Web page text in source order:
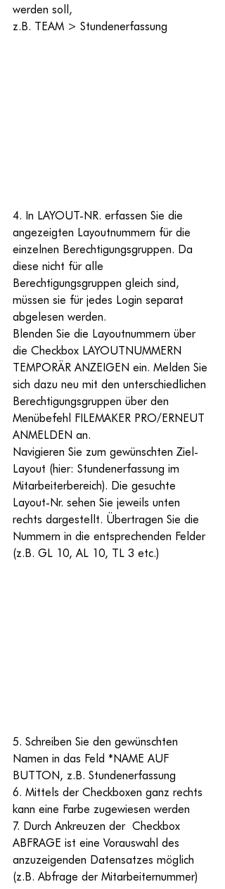
werden soll,
z.B. TEAM > Stundenerfassung
4. In LAYOUT-NR. erfassen Sie die
angezeigten Layoutnummern für die
einzelnen Berechtigungsgruppen. Da
diese nicht für alle
Berechtigungsgruppen gleich sind,
müssen sie für jedes Login separat
abgelesen werden.
Blenden Sie die Layoutnummern über
die Checkbox LAYOUTNUMMERN
TEMPORÄR ANZEIGEN ein. Melden Sie
sich dazu neu mit den unterschiedlichen
Berechtigungsgruppen über den
Menübefehl FILEMAKER PRO/ERNEUT
ANMELDEN an.
Navigieren Sie zum gewünschten Ziel-
Layout (hier: Stundenerfassung im
Mitarbeiterbereich). Die gesuchte
Layout-Nr. sehen Sie jeweils unten
rechts dargestellt. Übertragen Sie die
Nummern in die entsprechenden Felder
(z.B. GL 10, AL 10, TL 3 etc.)
5. Schreiben Sie den gewünschten
Namen in das Feld *NAME AUF
BUTTON, z.B. Stundenerfassung
6. Mittels der Checkboxen ganz rechts
kann eine Farbe zugewiesen werden
7. Durch Ankreuzen der  Checkbox
ABFRAGE ist eine Vorauswahl des
anzuzeigenden Datensatzes möglich
(z.B. Abfrage der Mitarbeiternummer)